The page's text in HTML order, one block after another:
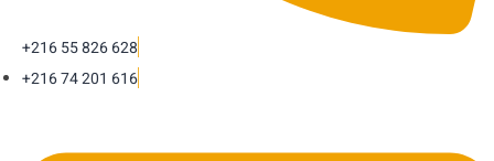
+216 55 826 628
+216 74 201 616